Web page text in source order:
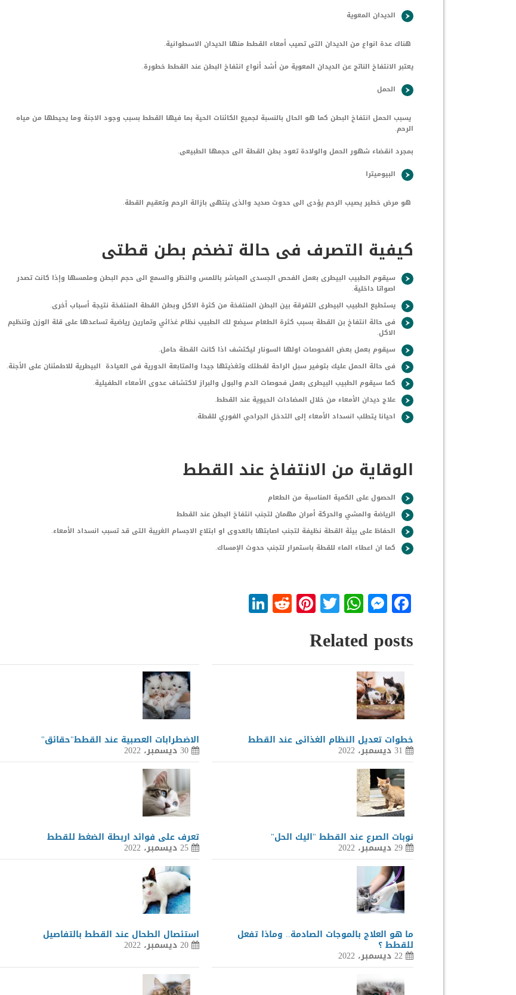
الديدان المعوية
هناك عدة انواع من الديدان التى تصيب أمعاء القطط منها الديدان الاسطوانية.
يعتبر الانتفاخ الناتج عن الديدان المعوية من أشد أنواع انتفاخ البطن عند القطط خطورة.
الحمل
يسبب الحمل انتفاخ البطن كما هو الحال بالنسبة لجميع الكائنات الحية بما فيها القطط بسبب وجود الاجنة وما يحيطها من مياه
الرحم.
بمجرد انقضاء شهور الحمل والولادة تعود بطن القطة الى حجمها الطبيعى.
البيوميترا
هو مرض خطير يصيب الرحم يؤدى الى حدوث صديد والذى ينتهى بازالة الرحم وتعقيم القطة.
كيفية التصرف فى حالة تضخم بطن قطتى
سيقوم الطبيب البيطرى بعمل الفحص الجسدى المباشر باللمس والنظر والسمع الى حجم البطن وملمسها وإذا كانت تصدر
اصواتا داخلية.
يستطيع الطبيب البيطرى التفرقة بين البطن المنتفخة من كثرة الاكل وبطن القطة المنتفخة نتيجة أسباب أخرى.
فى حالة انتفاخ بن القطة بسبب كثرة الطعام سيضع لك الطبيب نظام غذائي وتمارين رياضية تساعدها على قلة الوزن وتنظيم
الاكل.
سيقوم بعمل بعض الفحوصات اولها السونار ليكتشف اذا كانت القطة حامل.
فى حالة الحمل عليك بتوفير سبل الراحة لقطتك وتغذيتها جيدا والمتابعة الدورية فى العيادة البيطرية للاطمئنان على الأجنة.
كما سيقوم الطبيب البيطرى بعمل فحوصات الدم والبول والبراز لاكتشاف عدوى الأمعاء الطفيلية.
علاج ديدان الأمعاء من خلال المضادات الحيوية عند القطط.
احيانا يتطلب انسداد الأمعاء إلى التدخل الجراحي الفوري للقطة.
الوقاية من الانتفاخ عند القطط
الحصول على الكمية المناسبة من الطعام
الرياضة والمشي والحركة أمران مهمان لتجنب انتفاخ البطن عند القطط
الحفاظ على بيئة القطة نظيفة لتجنب اصابتها بالعدوى او ابتلاع الاجسام الغريبة التى قد تسبب انسداد الأمعاء.
كما ان اعطاء الماء للقطة باستمرار لتجنب حدوث الإمساك.
Facebook
Messenger
WhatsApp
Twitter
Pinterest
Reddit
Related posts
خطوات تعديل النظام الغذائى عند القطط
31 ديسمبر، 2022
الاضطرابات العصبية عند القطط"حقائق"
30 ديسمبر، 2022
نوبات الصرع عند القطط "اليك الحل"
29 ديسمبر، 2022
تعرف على فوائد اربطة الضغط للقطط
25 ديسمبر، 2022
ما هو العلاج بالموجات الصادمة.. وماذا تفعل
للقطط ؟
22 ديسمبر، 2022
استئصال الطحال عند القطط بالتفاصيل
20 ديسمبر، 2022